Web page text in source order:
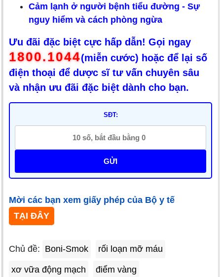
Cảm lạnh ở người bệnh tiểu đường - Sự
nguy hiểm và cách phòng ngừa
Ưu đãi đặc biệt cực hấp dẫn! Gọi ngay
1800.1044(miễn cước) hoặc để lại số
điện thoại để dược sĩ tư vấn chuyên sâu
và nhận ưu đãi đặc biệt dành cho bạn.
SĐT:
GỬI
Mời các bạn xem giấy phép của Bộ y tế
TẠI ĐÂY
Chủ đề: Boni-Smok rối loạn mỡ máu
xơ vữa động mạch điểm vàng